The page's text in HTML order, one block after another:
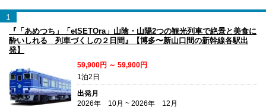
1
『「あめつち」「etSETOra」山陰・山陽2つの観光列車で絶景と美食に
酔いしれる 列車づくしの２日間』【博多〜新山口間の新幹線各駅出
発】
59,900円 ～ 59,900円
1泊2日
出発月
2026年 10月 ~ 2026年 12月